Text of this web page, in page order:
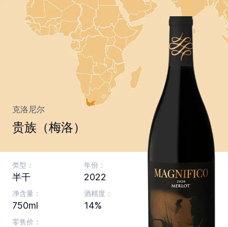
克洛尼尔
贵族（梅洛）
类型：
半干
年份：
2022
净含量：
750ml
酒精度：
14%
零售价：